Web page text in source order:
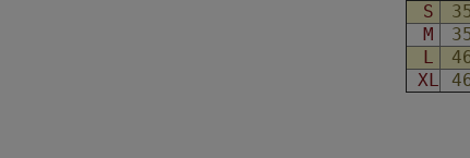
S
M
L
XL